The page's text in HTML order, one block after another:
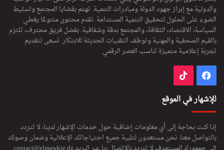
والدولية مع إبراز جهود الدولة ومبادرات التنمية. تهتم بقضايا المجتمع وتسليط
الضوء على الحلول لتحقيق التنمية المستدامة. تقدم محتوى متنوعًا يغطي
السياسة، الاقتصاد، الثقافة، والمجتمع بدقة وشفافية. بفضل فريق محترف، تلتزم
بالقيم الصحفية والمهنية وتوظف التقنيات الحديثة للابتكار. تسعى لتقديم
تجربة إعلامية متميزة تناسب العصر الرقمي.
فيسبوك
للإشهار في الموقع
إذا كنت بحاجة إلى أي معلومات إضافية حول خدمات الإشهار لدينا، لا تتردد
بالتواصل معنا. نحن مستعدون لتلبية جميع احتياجاتك الإعلانية وضمان وصولك